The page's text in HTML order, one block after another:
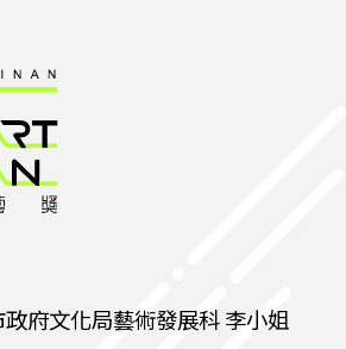
府文化局藝術發展科 李小姐